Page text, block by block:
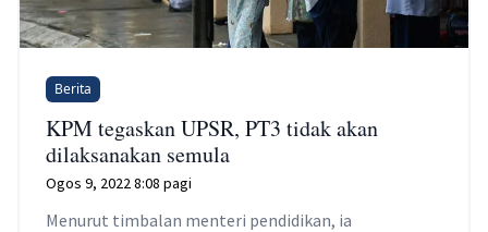
Berita
KPM tegaskan UPSR, PT3 tidak akan
dilaksanakan semula
Ogos 9, 2022 8:08 pagi
Menurut timbalan menteri pendidikan, ia